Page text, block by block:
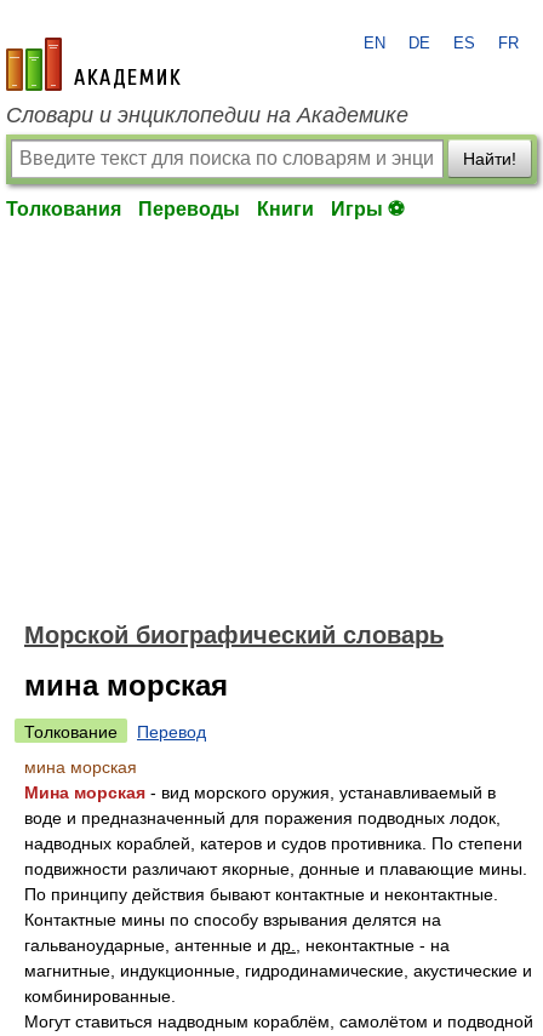
academic.ru
EN DE ES FR
Словари и энциклопедии на Академике
Найти!
Толкования Переводы Книги Игры ⚽
Морской биографический словарь
мина морская
Толкование
Перевод
мина морская
Мина морская - вид морского оружия, устанавливаемый в
воде и предназначенный для поражения подводных лодок,
надводных кораблей, катеров и судов противника. По степени
подвижности различают якорные, донные и плавающие мины.
По принципу действия бывают контактные и неконтактные.
Контактные мины по способу взрывания делятся на
гальваноударные, антенные и др.
, неконтактные - на
магнитные, индукционные, гидродинамические, акустические и
комбинированные.
Могут ставиться надводным кораблём, самолётом и подводной